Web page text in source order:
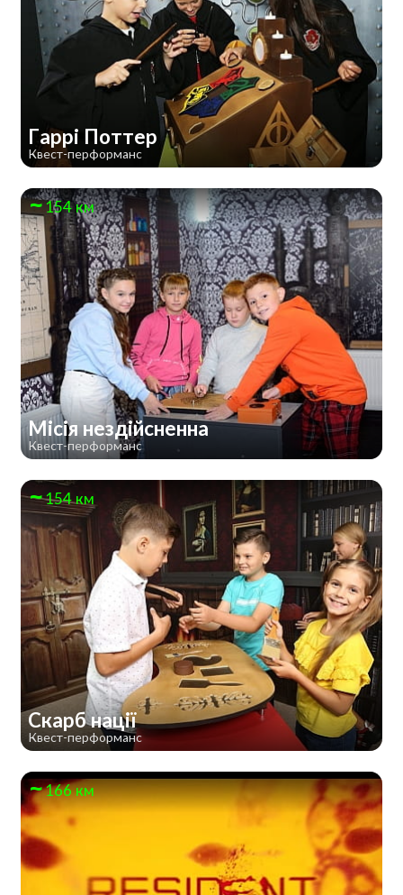
Гаррі Поттер
Квест-перформанс
154 км
Місія нездійсненна
Квест-перформанс
154 км
Скарб нації
Квест-перформанс
166 км